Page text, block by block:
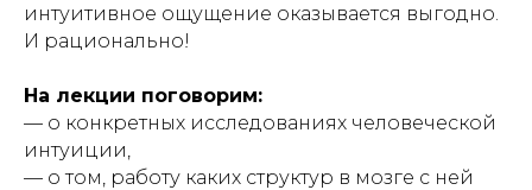
интуитивное ощущение оказывается выгодно.
И рационально!
На лекции поговорим:
— о конкретных исследованиях человеческой
интуиции,
— о том, работу каких структур в мозге с ней